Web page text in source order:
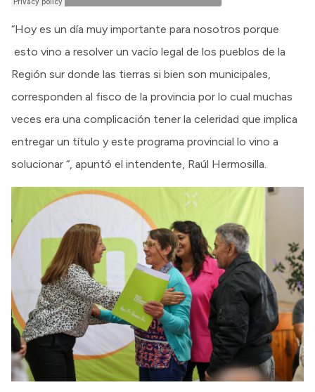
“Hoy es un día muy importante para nosotros porque
esto vino a resolver un vacío legal de los pueblos de la
Región sur donde las tierras si bien son municipales,
corresponden al fisco de la provincia por lo cual muchas
veces era una complicación tener la celeridad que implica
entregar un título y este programa provincial lo vino a
solucionar “, apuntó el intendente, Raúl Hermosilla.